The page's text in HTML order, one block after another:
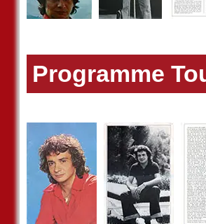
Programme